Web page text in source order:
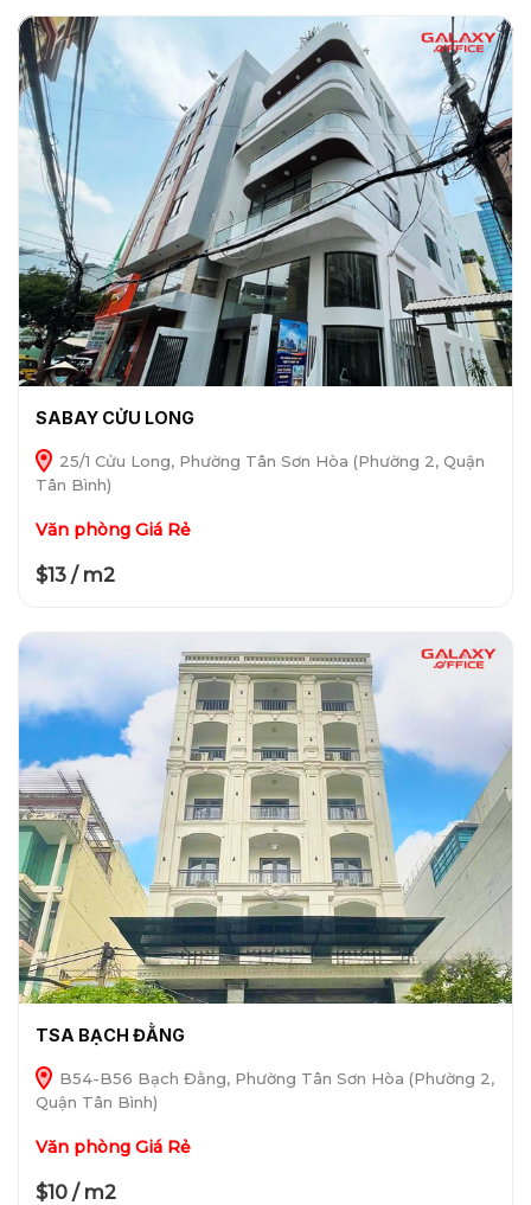
SABAY CỬU LONG
25/1 Cửu Long, Phường Tân Sơn Hòa (Phường 2, Quận
Tân Bình)
Văn phòng Giá Rẻ
$13 / m2
TSA BẠCH ĐẰNG
B54-B56 Bạch Đằng, Phường Tân Sơn Hòa (Phường 2,
Quận Tân Bình)
Văn phòng Giá Rẻ
$10 / m2